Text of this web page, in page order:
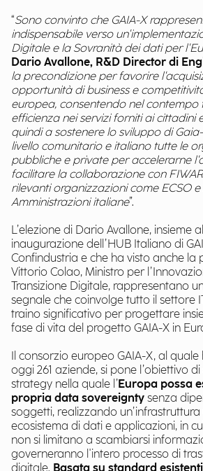
“Sono convinto che GAIA-X
indispensabile verso
Digitale e la Sovranità dei dati per
Dario Avallone, R&D Director di
la precondizione per favorire
opportunità di business e
europea, consentendo nel contempo
efficienza nei servizi forniti ai cittadini
quindi a sostenere lo sviluppo di
livello comunitario e italiano tutte le
pubbliche e private per accelerarne
facilitare la collaborazione con
rilevanti organizzazioni come ECSO
Amministrazioni italiane”.
L’elezione di Dario Avallone, insieme
inaugurazione dell’HUB Italiano di
Confindustria e che ha visto anche la
Vittorio Colao, Ministro per
Transizione Digitale, rappresentano
segnale che coinvolge tutto il settore
traino significativo per progettare
fase di vita del progetto GAIA-X in
Il consorzio europeo GAIA-X, al
oggi 261 aziende, si pone l’obiettivo
strategy nella quale l’Europa possa
propria data sovereignty senza
soggetti, realizzando
ecosistema di dati e applicazioni, in
non si limitano a scambiarsi
governeranno l'intero processo di
digitale. Basata su standard